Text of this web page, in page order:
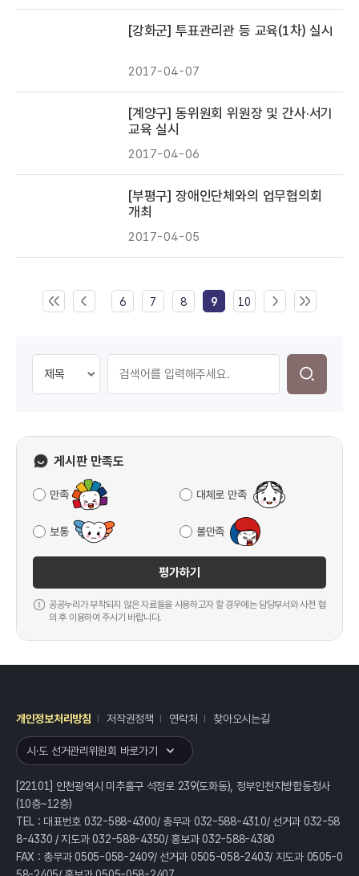
[강화군] 투표관리관 등 교육(1차) 실시
2017-04-07
[계양구] 동위원회 위원장 및 간사·서기
교육 실시
2017-04-06
[부평구] 장애인단체와의 업무협의회
개최
2017-04-05
6 7 8 9 10
게시판 만족도
만족 대체로 만족
보통 불만족
평가하기
공공누리가 부착되지 않은 자료들을 사용하고자 할 경우에는 담당부서와 사전 협
의 후 이용하여 주시기 바랍니다.
개인정보처리방침 저작권정책 연락처 찾아오시는길
시·도 선거관리위원회 바로가기
[22101] 인천광역시 미추홀구 석정로 239(도화동), 정부인천지방합동청사
(10층~12층)
TEL : 대표번호 032-588-4300/ 총무과 032-588-4310/ 선거과 032-58
8-4330 / 지도과 032-588-4350/ 홍보과 032-588-4380
FAX : 총무과 0505-058-2409/ 선거과 0505-058-2403/ 지도과 0505-0